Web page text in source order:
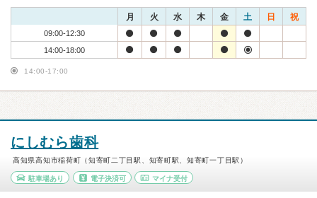
月 火 水 木 金 土 日 祝
09:00-12:30
14:00-18:00
14:00-17:00
にしむら歯科
高知県高知市稲荷町（知寄町二丁目駅、知寄町駅、知寄町一丁目駅）
駐車場あり 電子決済可 マイナ受付